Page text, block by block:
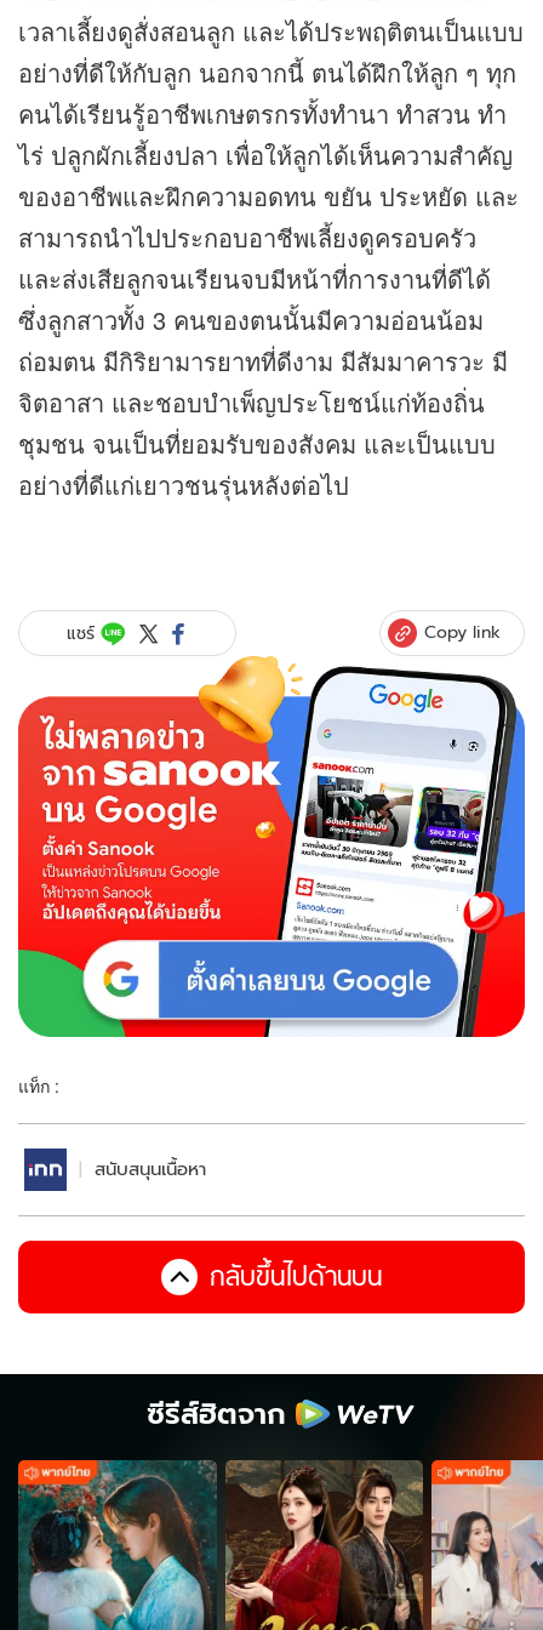
เวลาเลี้ยงดูสั่งสอนลูก และได้ประพฤติตนเป็นแบบ
อย่างที่ดีให้กับลูก นอกจากนี้ ตนได้ฝึกให้ลูก ๆ ทุก
คนได้เรียนรู้อาชีพเกษตรกรทั้งทำนา ทำสวน ทำ
ไร่ ปลูกผักเลี้ยงปลา เพื่อให้ลูกได้เห็นความสำคัญ
ของอาชีพและฝึกความอดทน ขยัน ประหยัด และ
สามารถนำไปประกอบอาชีพเลี้ยงดูครอบครัว
และส่งเสียลูกจนเรียนจบมีหน้าที่การงานที่ดีได้
ซึ่งลูกสาวทั้ง 3 คนของตนนั้นมีความอ่อนน้อม
ถ่อมตน มีกิริยามารยาทที่ดีงาม มีสัมมาคารวะ มี
จิตอาสา และชอบบำเพ็ญประโยชน์แก่ท้องถิ่น
ชุมชน จนเป็นที่ยอมรับของสังคม และเป็นแบบ
อย่างที่ดีแก่เยาวชนรุ่นหลังต่อไป
แชร์ Copy link
แท็ก :
สนับสนุนเนื้อหา
กลับขึ้นไปด้านบน
ซีรีส์ฮิตจาก